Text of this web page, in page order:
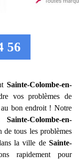
56
Sainte-Colombe-en-
vos problèmes de
au bon endroit ! Notre
Sainte-Colombe-en-
de tous les problèmes
la ville de Sainte-
rapidement pour